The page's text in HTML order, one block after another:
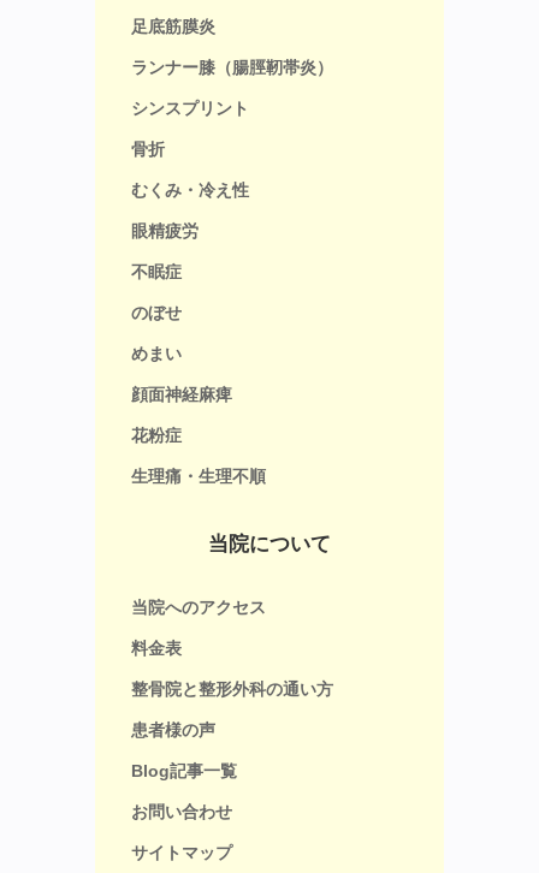
足底筋膜炎
ランナー膝（腸脛靭帯炎）
シンスプリント
骨折
むくみ・冷え性
眼精疲労
不眠症
のぼせ
めまい
顔面神経麻痺
花粉症
生理痛・生理不順
当院について
当院へのアクセス
料金表
整骨院と整形外科の通い方
患者様の声
Blog記事一覧
お問い合わせ
サイトマップ